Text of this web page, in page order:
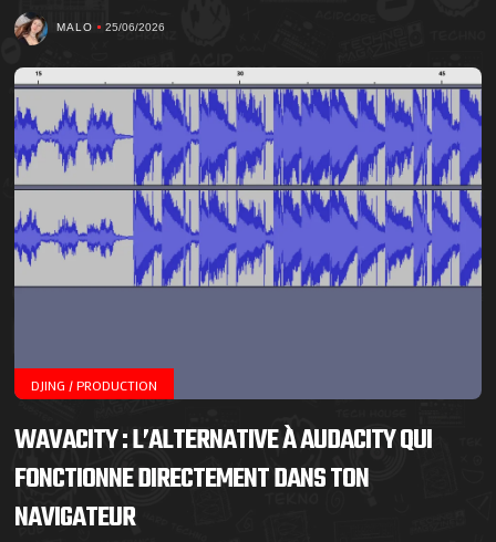
MALO 25/06/2026
DJING / PRODUCTION
WAVACITY : L’ALTERNATIVE À AUDACITY QUI
FONCTIONNE DIRECTEMENT DANS TON
NAVIGATEUR